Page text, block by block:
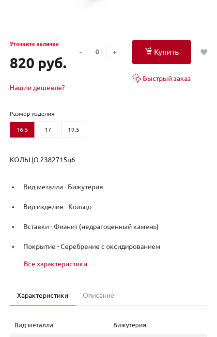
Уточните наличие
820 руб.
Нашли дешевле?
- + Купить
Быстрый заказ
Размер изделия
16.5 17 19.5
КОЛЬЦО 2382715ц6
Вид металла - Бижутерия
Вид изделия - Кольцо
Вставки -Фианит (недрагоценный камень)
Покрытие -Серебрение с оксидированием
Все характеристики
Характеристики Описание
Вид металла Бижутерия